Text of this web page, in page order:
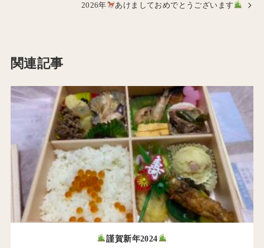
2026年 あけましておめでとうございます
関連記事
謹賀新年2024